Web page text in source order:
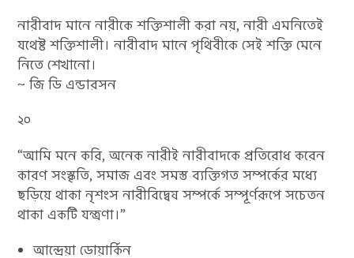
নারীবাদ মানে নারীকে শক্তিশালী করা নয়, নারী এমনিতেই
যথেষ্ট শক্তিশালী। নারীবাদ মানে পৃথিবীকে সেই শক্তি মেনে
নিতে শেখানো।
~ জি ডি এন্ডারসন
২০
“আমি মনে করি, অনেক নারীই নারীবাদকে প্রতিরোধ করেন
কারণ সংস্কৃতি, সমাজ এবং সমস্ত ব্যক্তিগত সম্পর্কের মধ্যে
ছড়িয়ে থাকা নৃশংস নারীবিদ্বেষ সম্পর্কে সম্পূর্ণরূপে সচেতন
থাকা একটি যন্ত্রণা।”
আন্দ্রেয়া ডোয়ার্কিন